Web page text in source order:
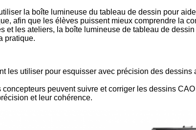
la boîte lumineuse du tableau de dessin pour
afin que les élèves puissent mieux comprendre la
et les ateliers, la boîte lumineuse de tableau de
pratique.
les utiliser pour esquisser avec précision des dessins
peuvent suivre et corriger les dessins
et leur cohérence.